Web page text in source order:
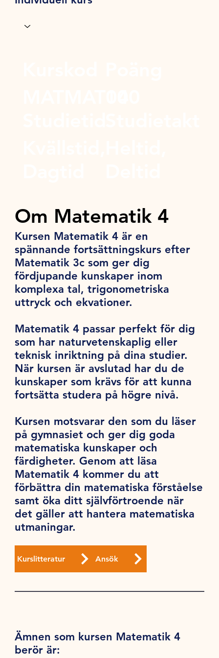
Om Matematik 4
Kursen Matematik 4 är en
spännande fortsättningskurs efter
Matematik 3c som ger dig
fördjupande kunskaper inom
komplexa tal, trigonometriska
uttryck och ekvationer.
Matematik 4 passar perfekt för dig
som har naturvetenskaplig eller
teknisk inriktning på dina studier.
När kursen är avslutad har du de
kunskaper som krävs för att kunna
fortsätta studera på högre nivå.
Kursen motsvarar den som du läser
på gymnasiet och ger dig goda
matematiska kunskaper och
färdigheter. Genom att läsa
Matematik 4 kommer du att
förbättra din matematiska förståelse
samt öka ditt självförtroende när
det gäller att hantera matematiska
utmaningar.
Kurslitteratur Ansök
Ämnen som kursen Matematik 4
berör är: